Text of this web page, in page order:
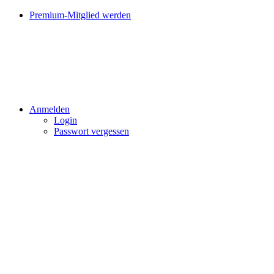
Premium-Mitglied werden
Anmelden
Login
Passwort vergessen